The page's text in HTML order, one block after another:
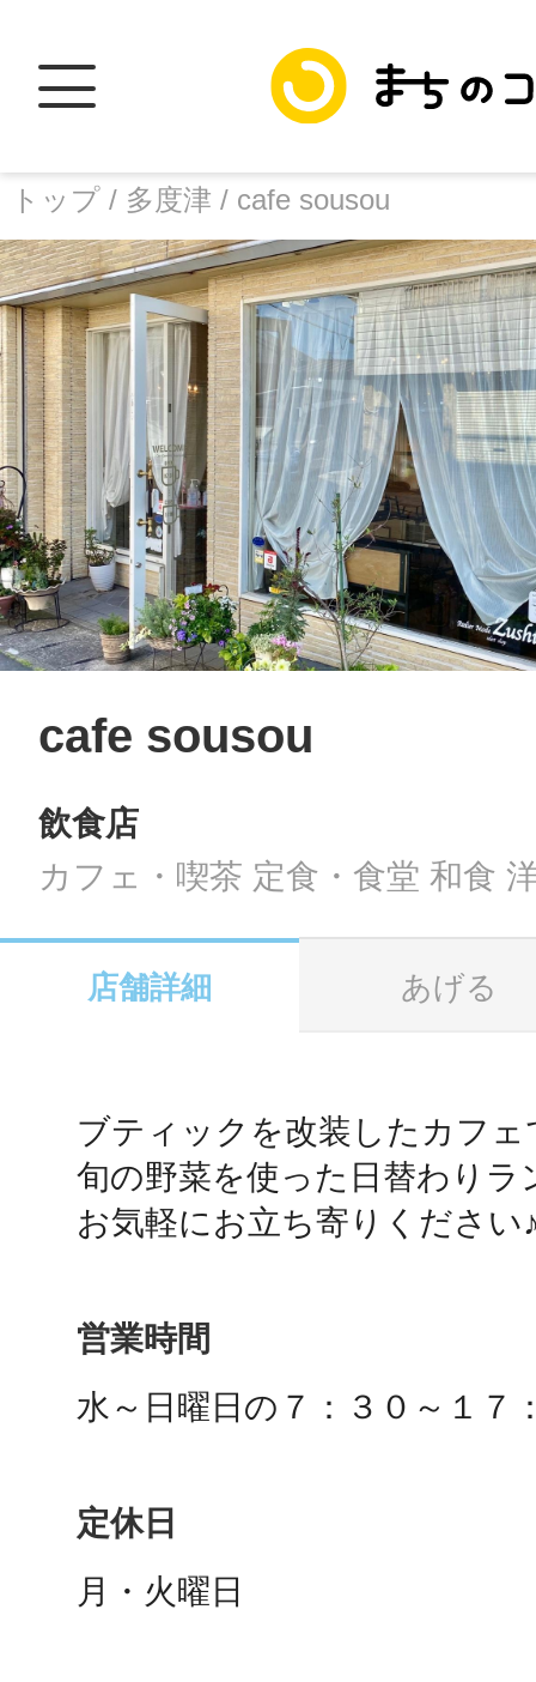
トップ / 多度津 / cafe sousou
facebook
X
LINE
SMS
メール
URLをコピー
cafe sousou
飲食店
カフェ・喫茶 定食・食堂 和食
店舗詳細 あげる
ブティックを改装したカフェ
旬の野菜を使った日替わりラ
お気軽にお立ち寄りください
営業時間
水～日曜日の７：３０～１７
定休日
月・火曜日
トップ
加盟スポットに
地域に導入を
地域ごとの
智頭
鴻巣